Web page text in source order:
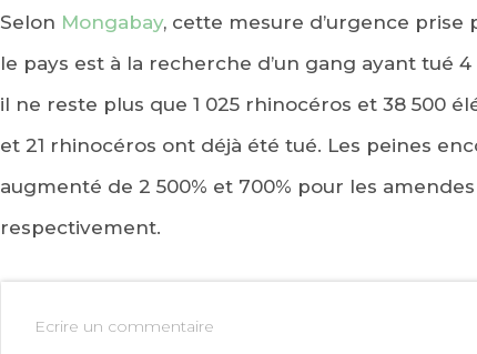
Selon Mongabay, cette mesure d’urgence
le pays est à la recherche d’un gang ayant tué
il ne reste plus que 1 025 rhinocéros et 38 500
et 21 rhinocéros ont déjà été tué. Les peines
augmenté de 2 500% et 700% pour les
respectivement.
Ecrire un commentaire